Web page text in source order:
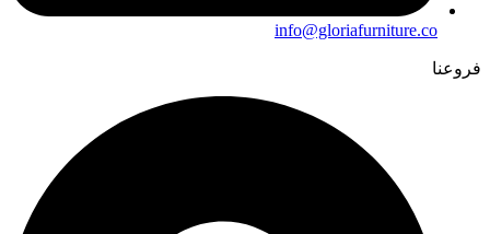
info@gloriafurniture.co
فروعنا